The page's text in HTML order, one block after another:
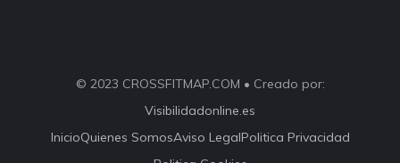
© 2023 CROSSFITMAP.COM • Creado por:
Visibilidadonline.es
InicioQuienes SomosAviso LegalPolitica Privacidad